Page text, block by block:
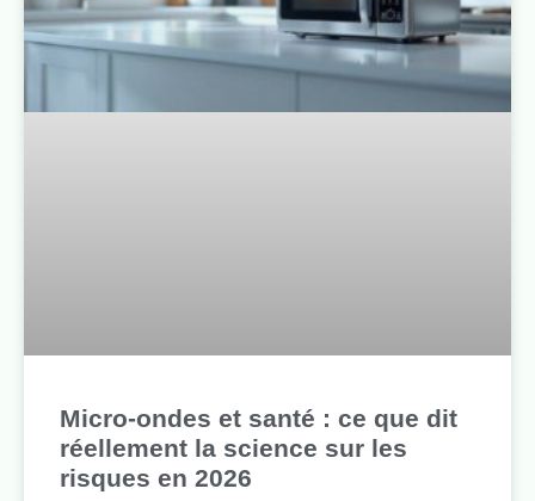
Micro-ondes et santé : ce que dit
réellement la science sur les
risques en 2026